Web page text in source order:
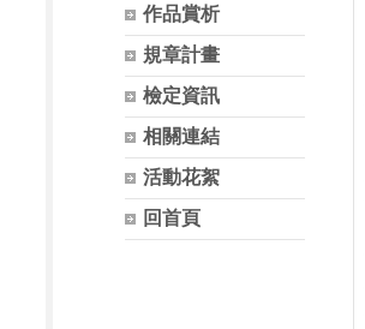
作品賞析
規章計畫
檢定資訊
相關連結
活動花絮
回首頁